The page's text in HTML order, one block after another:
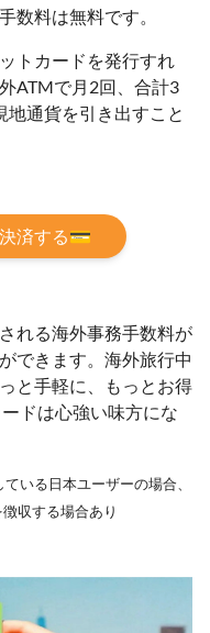
数料は無料です。
トカードを発行すれ
ATMで月2回、合計3
地通貨を引き出すこと
済する💳
れる海外事務手数料が
できます。海外旅行中
と手軽に、もっとお得
ドは心強い味方にな
いる日本ユーザーの場合、
収する場合あり